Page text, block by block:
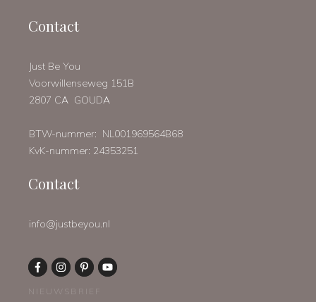
Contact
Just Be You
Voorwillenseweg 151B
2807 CA GOUDA
BTW-nummer: NL001969564B68
KvK-nummer: 24353251
Contact
info@justbeyou.nl
NIEUWSBRIEF